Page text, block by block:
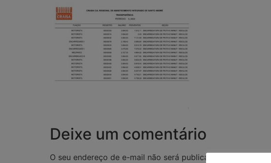
Deixe um comentário
O seu endereço de e-mail não será publicado.